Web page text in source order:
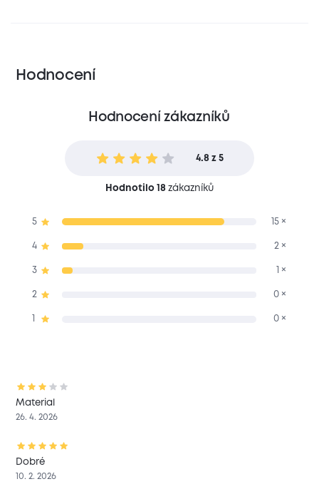
Hodnocení
Hodnocení zákazníků
4.8 z 5
Hodnotilo 18 zákazníků
5 15 ×
4 2 ×
3 1 ×
2 0 ×
0 ×
Material
26. 4. 2026
Dobré
10. 2. 2026